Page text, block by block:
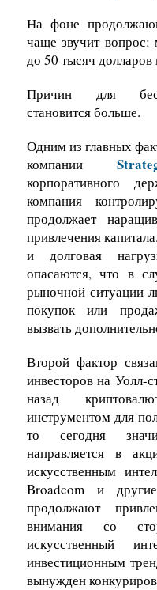
На фоне
чаще звучит
до 50 тысяч
Причин для
становится больше.
Одним из главных
компании
корпоративного
компания
продолжает
привлечения
и долговая
опасаются, что в
рыночной ситуации
покупок или
вызвать
Второй фактор
инвесторов на Уолл-
назад
инструментом для
то сегодня
направляется в
искусственным
Broadcom и другие
продолжают
внимания со
искусственный
инвестиционным
вынужден